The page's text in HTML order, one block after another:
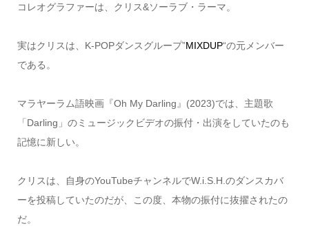
コレオグラファーは、クリス&ソーラブ・ラーマ。
実はクリスは、K-POPダンスグループ”MIXDUP“の元メンバー
である。
マラヤーラム語映画『Oh My Darling』(2023)では、主題歌
「Darling」のミュージックビデオの振付・出演をしていたのも
記憶に新しい。
クリスは、自身のYouTubeチャンネルでW.i.S.H.のダンスカバ
ーを投稿していたのだが、この度、本物の振付に抜擢されたの
だ。